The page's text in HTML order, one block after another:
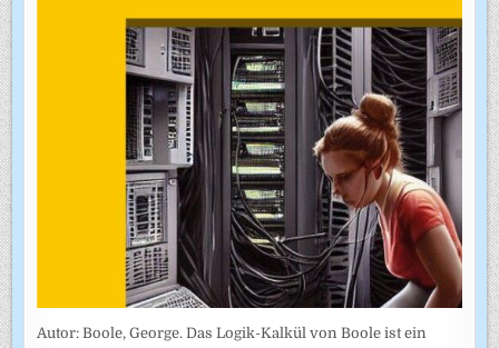
Autor: Boole, George. Das Logik-Kalkül von Boole ist ein